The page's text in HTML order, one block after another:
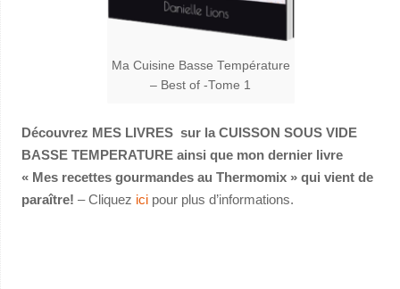
Ma Cuisine Basse Température
– Best of -Tome 1
Découvrez MES LIVRES sur la CUISSON SOUS VIDE
BASSE TEMPERATURE ainsi que mon dernier livre
« Mes recettes gourmandes au Thermomix » qui vient de
paraître! – Cliquez icipour plus d’informations.